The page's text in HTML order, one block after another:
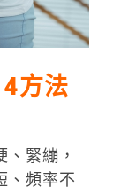
方法
緊繃，
、頻率不